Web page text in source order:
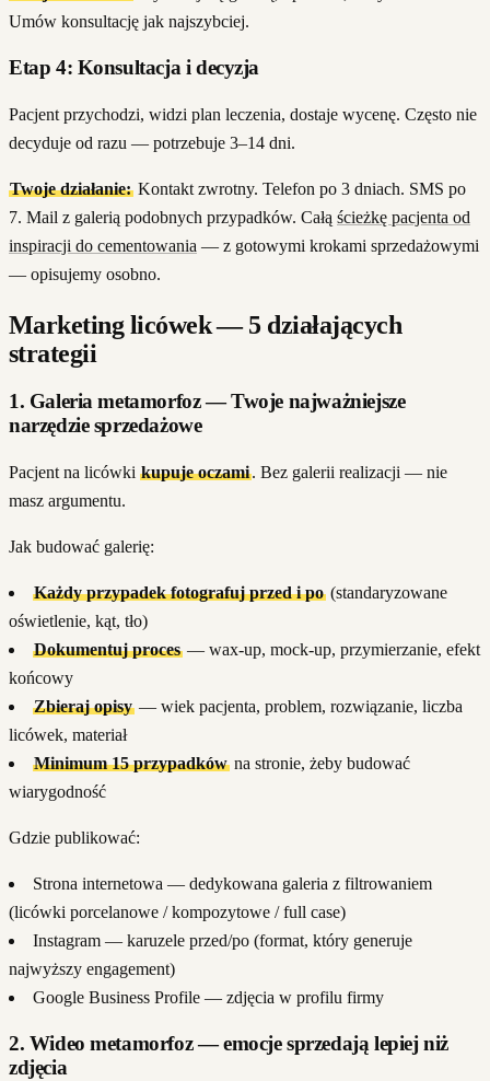
Umów konsultację jak najszybciej.
Etap 4: Konsultacja i decyzja
Pacjent przychodzi, widzi plan leczenia, dostaje wycenę. Często nie
decyduje od razu — potrzebuje 3–14 dni.
Twoje działanie:Kontakt zwrotny. Telefon po 3 dniach. SMS po
7. Mail z galerią podobnych przypadków. Całą ścieżkę pacjenta od
inspiracji do cementowania — z gotowymi krokami sprzedażowymi
— opisujemy osobno.
Marketing licówek — 5 działających
strategii
1. Galeria metamorfoz — Twoje najważniejsze
narzędzie sprzedażowe
Pacjent na licówki kupuje oczami. Bez galerii realizacji — nie
masz argumentu.
Jak budować galerię:
Każdy przypadek fotografuj przed i po(standaryzowane
oświetlenie, kąt, tło)
Dokumentuj proces— wax-up, mock-up, przymierzanie, efekt
końcowy
Zbieraj opisy— wiek pacjenta, problem, rozwiązanie, liczba
licówek, materiał
Minimum 15 przypadkówna stronie, żeby budować
wiarygodność
Gdzie publikować:
Strona internetowa — dedykowana galeria z filtrowaniem
(licówki porcelanowe / kompozytowe / full case)
Instagram — karuzele przed/po (format, który generuje
najwyższy engagement)
Google Business Profile — zdjęcia w profilu firmy
2. Wideo metamorfoz — emocje sprzedają lepiej niż
zdjęcia